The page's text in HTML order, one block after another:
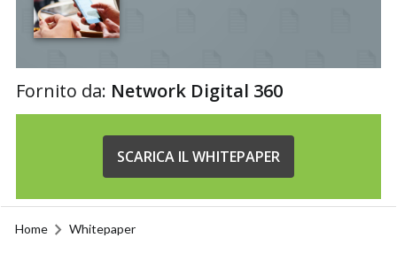
Fornito da: Network Digital 360
SCARICA IL WHITEPAPER
Home Whitepaper